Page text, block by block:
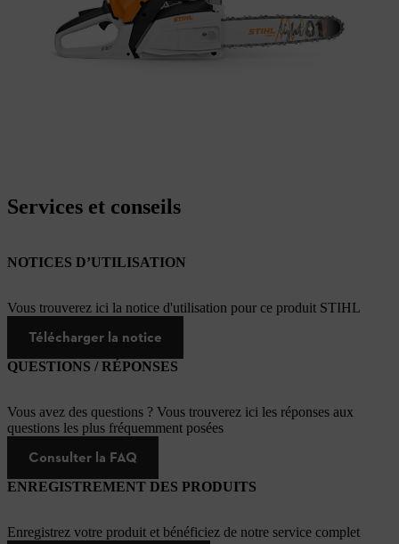
Services et conseils
NOTICES D’UTILISATION
Vous trouverez ici la notice d'utilisation pour ce produit STIHL
Télécharger la notice
QUESTIONS / RÉPONSES
Vous avez des questions ? Vous trouverez ici les réponses aux
questions les plus fréquemment posées
Consulter la FAQ
ENREGISTREMENT DES PRODUITS
Enregistrez votre produit et bénéficiez de notre service complet